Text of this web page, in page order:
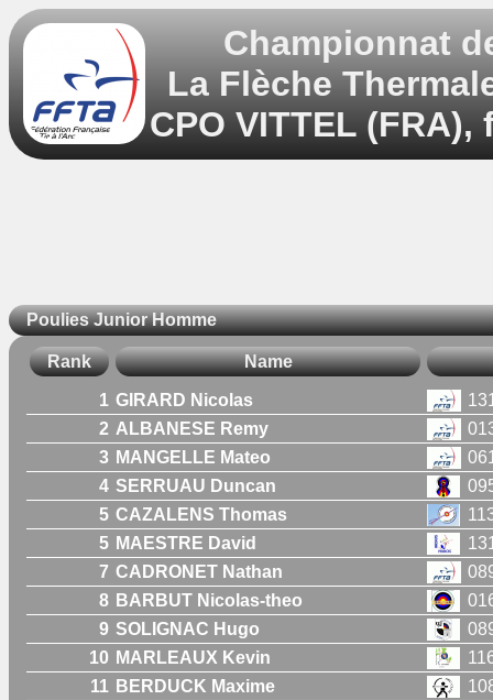
Championnat
La Flèche
CPO VITTEL (FRA),
Poulies Junior Homme
Rank Name
1 GIRARD Nicolas
2 ALBANESE Remy
3 MANGELLE Mateo
4 SERRUAU Duncan
5 CAZALENS Thomas
5 MAESTRE David
7 CADRONET Nathan
8 BARBUT Nicolas-theo
9 SOLIGNAC Hugo
10 MARLEAUX Kevin
11 BERDUCK Maxime